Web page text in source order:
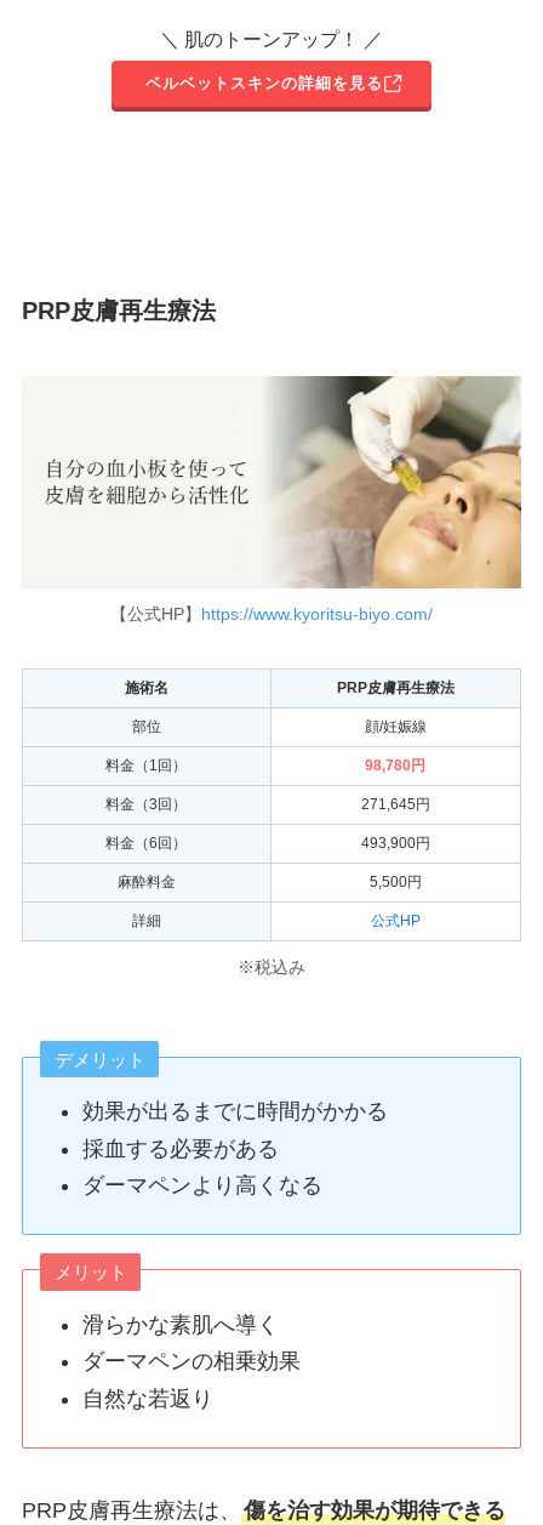
＼ 肌のトーンアップ！ ／
ベルベットスキンの詳細を見る
PRP皮膚再生療法
【公式HP】 https://www.kyoritsu-biyo.com/
施術名 PRP皮膚再生療法
部位 顔/妊娠線
料金（1回） 98,780円
料金（3回） 271,645円
料金（6回） 493,900円
麻酔料金 5,500円
詳細 公式HP
※税込み
デメリット
効果が出るまでに時間がかかる
採血する必要がある
ダーマペンより高くなる
メリット
滑らかな素肌へ導く
ダーマペンの相乗効果
自然な若返り
PRP皮膚再生療法は、 傷を治す効果が期待できる